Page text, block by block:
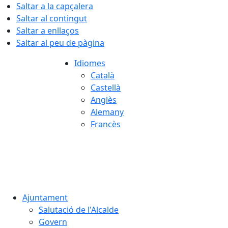
Saltar a la capçalera
Saltar al contingut
Saltar a enllaços
Saltar al peu de pàgina
Idiomes
Català
Castellà
Anglès
Alemany
Francès
Ajuntament
Salutació de l'Alcalde
Govern